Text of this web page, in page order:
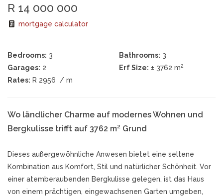
R 14 000 000
mortgage calculator
Bedrooms: 3 Bathrooms: 3
Garages: 2 Erf Size: ± 3762 m2
Rates: R 2956 / m
Wo ländlicher Charme auf modernes Wohnen und
Bergkulisse trifft auf 3762 m² Grund
Dieses außergewöhnliche Anwesen bietet eine seltene
Kombination aus Komfort, Stil und natürlicher Schönheit. Vor
einer atemberaubenden Bergkulisse gelegen, ist das Haus
von einem prächtigen, eingewachsenen Garten umgeben,